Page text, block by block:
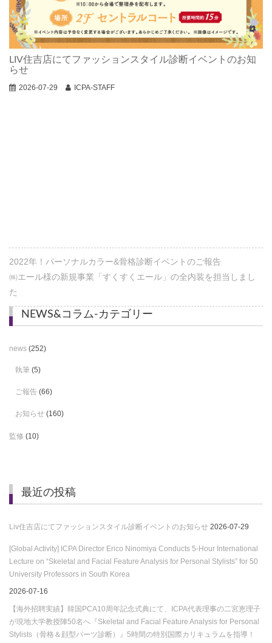
LIV住吉店にてファッションスタイル診断イベントのお知
らせ
2026-07-29 ICPA-STAFF
2022年！パーソナルカラー&骨格診断イベントのご報告
㈱エール様の新規事業「すくすくエール」の全内装を担当しまし
た
NEWS&コラム-カテゴリー
news (252)
執筆 (5)
ご報告 (66)
お知らせ (160)
監修 (10)
最近の投稿
Liv住吉店にてファッションスタイル診断イベントのお知らせ 2026-07-29
[Global Activity] ICPA Director Erico Ninomiya Conducts 5-Hour International
Lecture on “Skeletal and Facial Feature Analysis for Personal Stylists” for 50
University Professors in South Korea
2026-07-16
【海外招聘実績】韓国PCA10周年記念式典にて、ICPA代表理事の二宮恵理子
が現地大学教授陣50名へ『Skeletal and Facial Feature Analysis for Personal
Stylists（骨格＆顔型パーツ診断）』5時間の特別国際カリキュラムを指導！